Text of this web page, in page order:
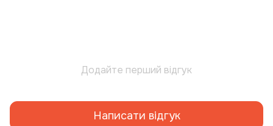
Додайте перший відгук
Написати відгук